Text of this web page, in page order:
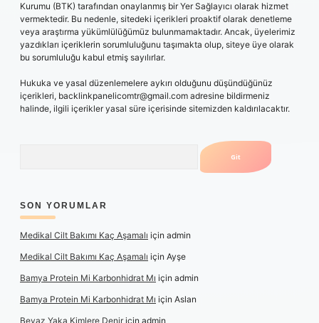
Kurumu (BTK) tarafından onaylanmış bir Yer Sağlayıcı olarak hizmet
vermektedir. Bu nedenle, sitedeki içerikleri proaktif olarak denetleme
veya araştırma yükümlülüğümüz bulunmamaktadır. Ancak, üyelerimiz
yazdıkları içeriklerin sorumluluğunu taşımakta olup, siteye üye olarak
bu sorumluluğu kabul etmiş sayılırlar.
Hukuka ve yasal düzenlemelere aykırı olduğunu düşündüğünüz
içerikleri, backlinkpanelicomtr@gmail.com adresine bildirmeniz
halinde, ilgili içerikler yasal süre içerisinde sitemizden kaldırılacaktır.
SON YORUMLAR
Medikal Cilt Bakımı Kaç Aşamalı için admin
Medikal Cilt Bakımı Kaç Aşamalı için Ayşe
Bamya Protein Mi Karbonhidrat Mı için admin
Bamya Protein Mi Karbonhidrat Mı için Aslan
Beyaz Yaka Kimlere Deniriçin admin